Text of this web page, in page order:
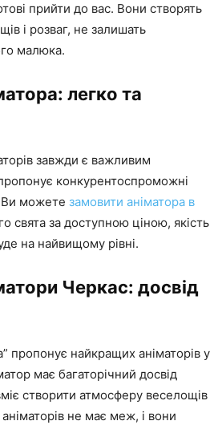
прийти до вас. Вони створять
і розваг, не залишать
малюка.
легко та
завжди є важливим
конкурентоспроможні
Ви можете замовити аніматора в
свята за доступною ціною, якість
на найвищому рівні.
Черкас: досвід
пропонує найкращих аніматорів у
має багаторічний досвід
створити атмосферу веселощів
аніматорів не має меж, і вони